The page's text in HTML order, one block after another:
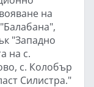
на
"Западно
на с.
с. Колобър
Силистра."